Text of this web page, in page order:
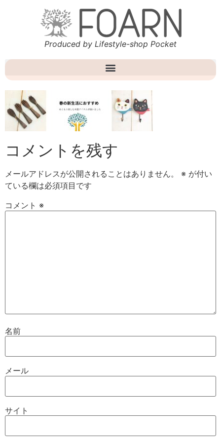
Produced by Lifestyle-shop Pocket
コメントを残す
メールアドレスが公開されることはありません。 ※ が付い
ている欄は必須項目です
コメント ※
名前
メール
サイト